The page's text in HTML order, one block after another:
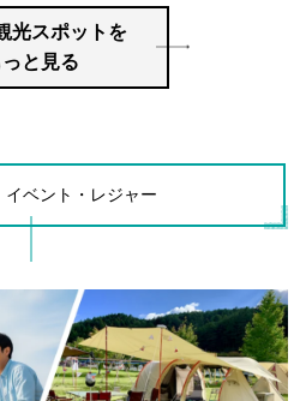
光スポットを
っと見る
イベント・レジャー